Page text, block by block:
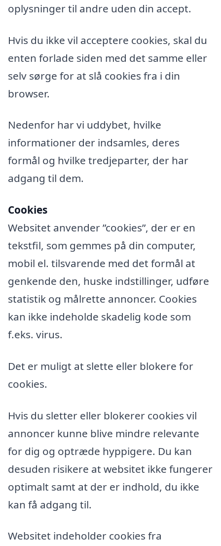
oplysninger til andre uden din accept.
Hvis du ikke vil acceptere cookies, skal du
enten forlade siden med det samme eller
selv sørge for at slå cookies fra i din
browser.
Nedenfor har vi uddybet, hvilke
informationer der indsamles, deres
formål og hvilke tredjeparter, der har
adgang til dem.
Cookies
Websitet anvender ”cookies”, der er en
tekstfil, som gemmes på din computer,
mobil el. tilsvarende med det formål at
genkende den, huske indstillinger, udføre
statistik og målrette annoncer. Cookies
kan ikke indeholde skadelig kode som
f.eks. virus.
Det er muligt at slette eller blokere for
cookies.
Hvis du sletter eller blokerer cookies vil
annoncer kunne blive mindre relevante
for dig og optræde hyppigere. Du kan
desuden risikere at websitet ikke fungerer
optimalt samt at der er indhold, du ikke
kan få adgang til.
Websitet indeholder cookies fra